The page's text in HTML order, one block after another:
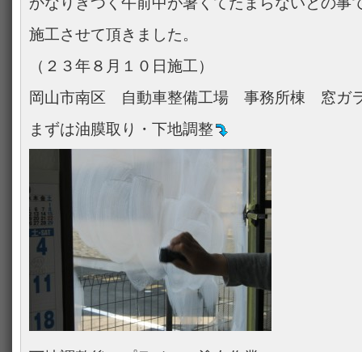
施工させて頂きました。
（２３年８月１０日施工）
岡山市南区 自動車整備工場 事務所棟 窓ガ
まずは油膜取り・下地調整